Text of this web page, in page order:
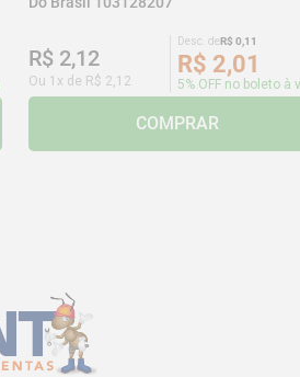
R$ 2,12
Ou 1 x de R$ 2 12
Desc. deR$ 0 11
R$ 2,01
5% OFF no boleto à
COMPRAR